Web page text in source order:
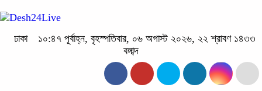
ঢাকা
১০:৪৭ পূর্বাহ্ন, বৃহস্পতিবার, ০৬ অগাস্ট ২০২৬, ২২ শ্রাবণ ১৪৩৩
বঙ্গাব্দ